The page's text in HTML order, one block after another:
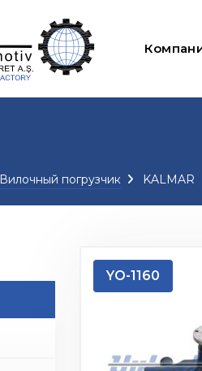
Вилочный погрузчик KALMAR
YO-1160